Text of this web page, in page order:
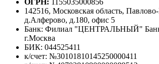
142516, Московская область,
д.Алферово, д.180, офис 5
Банк: Филиал "ЦЕНТРАЛЬНЫЙ"
г.Москва
БИК: 044525411
к/счет: №30101810145250000411